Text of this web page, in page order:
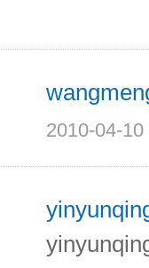
2010-04-10